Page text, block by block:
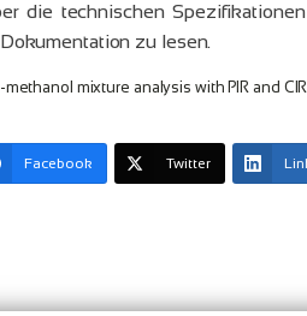
die technischen
zu lesen.
mixture analysis with PIR and
Facebook Twitter